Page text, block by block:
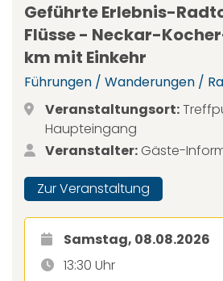
Geführte Erlebnis-
Flüsse - Neckar-
km mit Einkehr
Führungen / Wanderungen /
Veranstaltungsort:
Haupteingang
Veranstalter: Gäste-
Zur Veranstaltung
Samstag, 08.08.2026
13:30 Uhr